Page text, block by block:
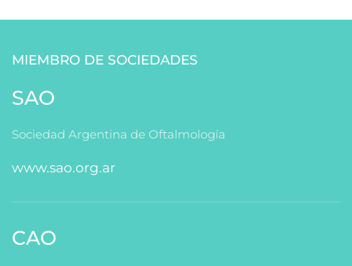
MIEMBRO DE SOCIEDADES
SAO
Sociedad Argentina de Oftalmología
www.sao.org.ar
CAO